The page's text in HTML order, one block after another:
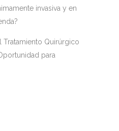
invasiva y en
Tratamiento Quirúrgico
para